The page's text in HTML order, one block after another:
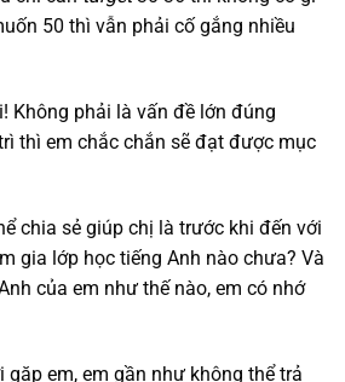
50 thì vẫn phải cố gắng nhiều
Không phải là vấn đề lớn đúng
thì em chắc chắn sẽ đạt được mục
chia sẻ giúp chị là trước khi đến với
gia lớp học tiếng Anh nào chưa? Và
của em như thế nào, em có nhớ
gặp em, em gần như không thể trả